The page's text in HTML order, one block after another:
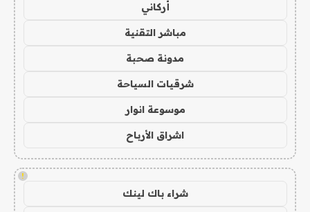
أركاني
مباشر التقنية
مدونة صحبة
شرقيات السياحة
موسوعة انوار
اشراق الأرباح
!
شراء باك لينك